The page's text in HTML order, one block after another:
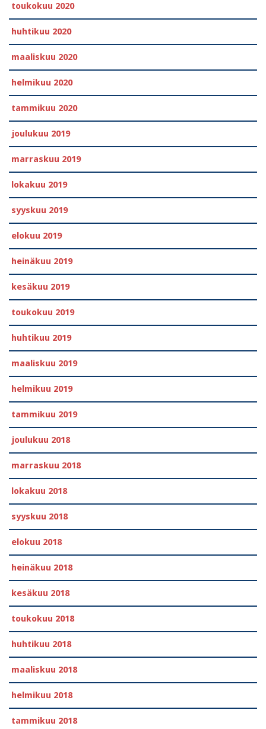
toukokuu 2020
huhtikuu 2020
maaliskuu 2020
helmikuu 2020
tammikuu 2020
joulukuu 2019
marraskuu 2019
lokakuu 2019
syyskuu 2019
elokuu 2019
heinäkuu 2019
kesäkuu 2019
toukokuu 2019
huhtikuu 2019
maaliskuu 2019
helmikuu 2019
tammikuu 2019
joulukuu 2018
marraskuu 2018
lokakuu 2018
syyskuu 2018
elokuu 2018
heinäkuu 2018
kesäkuu 2018
toukokuu 2018
huhtikuu 2018
maaliskuu 2018
helmikuu 2018
tammikuu 2018